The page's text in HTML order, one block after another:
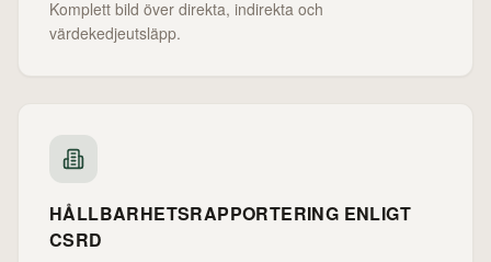
Komplett bild över direkta, indirekta och
värdekedjeutsläpp.
HÅLLBARHETSRAPPORTERING ENLIGT
CSRD